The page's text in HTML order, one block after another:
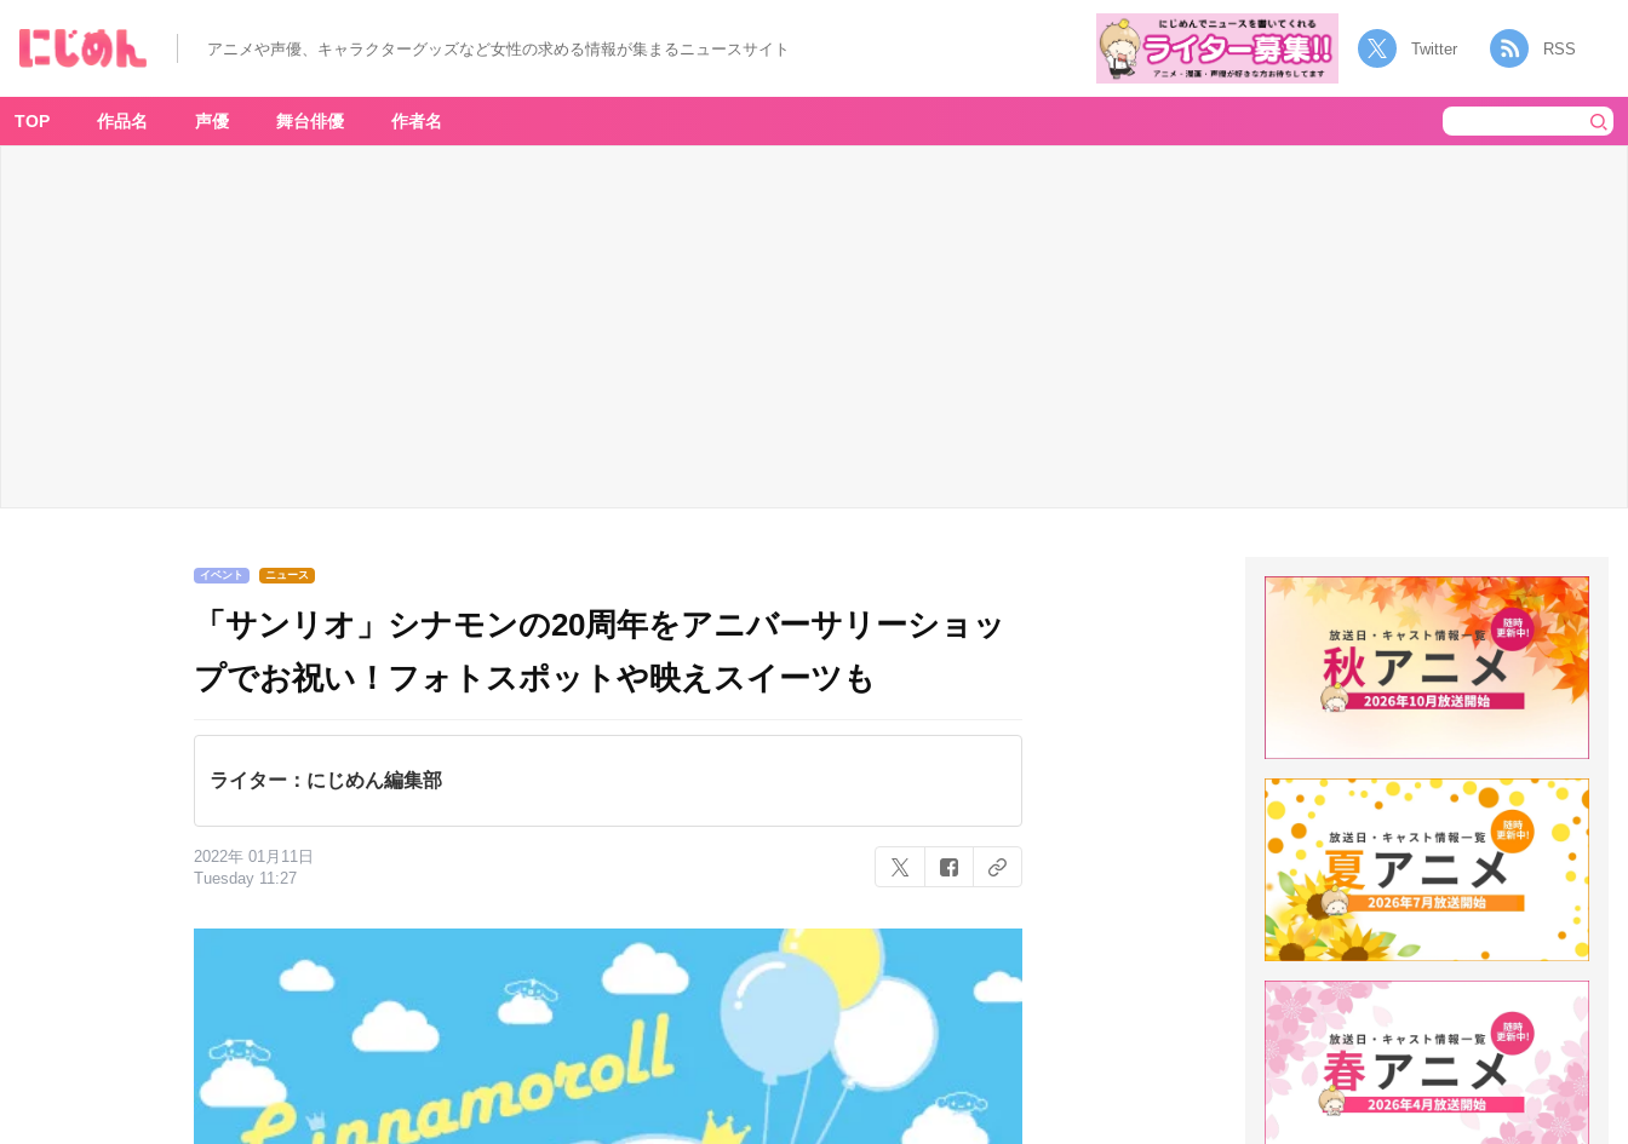
アニメや声優、キャラクターグッズなど女性の求める情報が集まるニュースサイト Twitter RSS
TOP 作品名 声優 舞台俳優 作者名
イベント ニュース
「サンリオ」シナモンの20周年をアニバーサリーショッ
プでお祝い！フォトスポットや映えスイーツも
ライター：にじめん編集部
2022年 01月11日
Tuesday 11:27